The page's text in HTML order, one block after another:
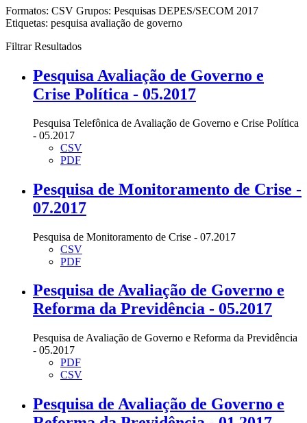
Formatos: CSV Grupos: Pesquisas DEPES/SECOM 2017
Etiquetas: pesquisa avaliação de governo
Filtrar Resultados
Pesquisa Avaliação de Governo e
Crise Política - 05.2017
Pesquisa Telefônica de Avaliação de Governo e Crise Política
- 05.2017
CSV
PDF
Pesquisa de Monitoramento de Crise -
07.2017
Pesquisa de Monitoramento de Crise - 07.2017
CSV
PDF
Pesquisa de Avaliação de Governo e
Reforma da Previdência - 05.2017
Pesquisa de Avaliação de Governo e Reforma da Previdência
- 05.2017
PDF
CSV
Pesquisa de Avaliação de Governo e